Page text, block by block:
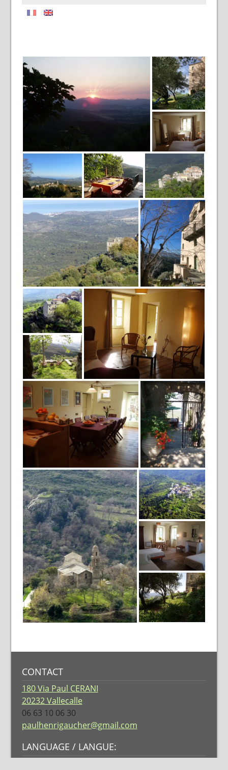
CONTACT
180 Via Paul CERANI
20232 Vallecalle
06 63 10 06 30
paulhenrigaucher@gmail.com
LANGUAGE / LANGUE: